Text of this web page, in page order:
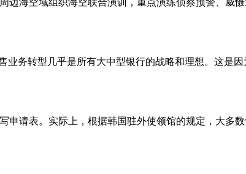
业务转型几乎是所有大中型银行的战略和理想。这是
申请表。实际上，根据韩国驻外使领馆的规定，大多